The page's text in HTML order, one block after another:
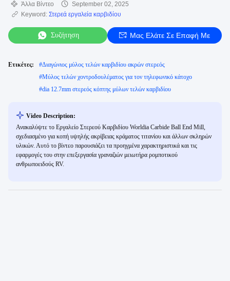
Άλλα Βίντεο
September 02, 2025
Keyword: Στερεά εργαλεία καρβιδίου
Συζήτηση Μας Ελάτε Σε Επαφή Με
Ετικέτες: #Διαγώνιος μύλος τελών καρβιδίου ακρών στερεός
#Μύλος τελών χοντροδουλέματος για τον τηλεφωνικό κάτοχο
#dia 12.7mm στερεός κόπτης μύλων τελών καρβιδίου
Video Description:
Ανακαλύψτε το Εργαλείο Στερεού Καρβιδίου Worldia Carbide Ball End Mill,
σχεδιασμένο για κοπή υψηλής ακρίβειας κράματος τιτανίου και άλλων σκληρών
υλικών. Αυτό το βίντεο παρουσιάζει τα προηγμένα χαρακτηριστικά και τις
εφαρμογές του στην επεξεργασία γραναζιών μειωτήρα ρομποτικού
ανθρωποειδούς RV.